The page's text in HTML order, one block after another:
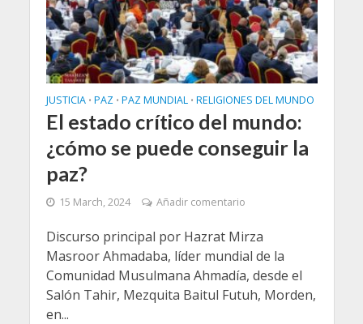
JUSTICIA • PAZ • PAZ MUNDIAL • RELIGIONES DEL MUNDO
El estado crítico del mundo:
¿cómo se puede conseguir la
paz?
15 March, 2024 Añadir comentario
Discurso principal por Hazrat Mirza
Masroor Ahmadaba, líder mundial de la
Comunidad Musulmana Ahmadía, desde el
Salón Tahir, Mezquita Baitul Futuh, Morden,
en...